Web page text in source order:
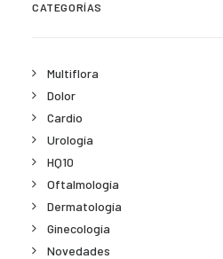
CATEGORÍAS
Multiflora
Dolor
Cardio
Urología
HQ10
Oftalmología
Dermatología
Ginecología
Novedades